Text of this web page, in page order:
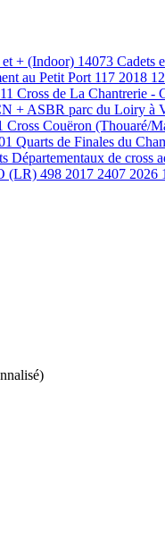
et + (Indoor) 14073 Cadets
au Petit Port 117 2018
Cross de La Chantrerie -
+ ASBR parc du Loiry à
Cross Couëron (Thouaré/
Quarts de Finales du
Départementaux de cross
(LR) 498 2017 2407 2026